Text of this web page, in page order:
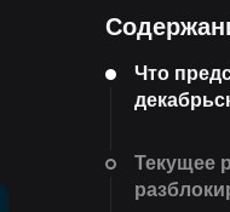
Что
Текущее